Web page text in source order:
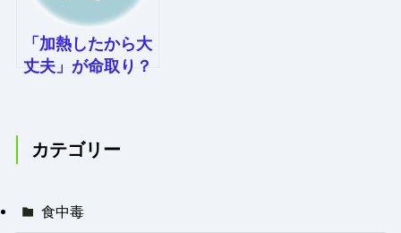
「加熱したから大
丈夫」が命取り？
カテゴリー
食中毒